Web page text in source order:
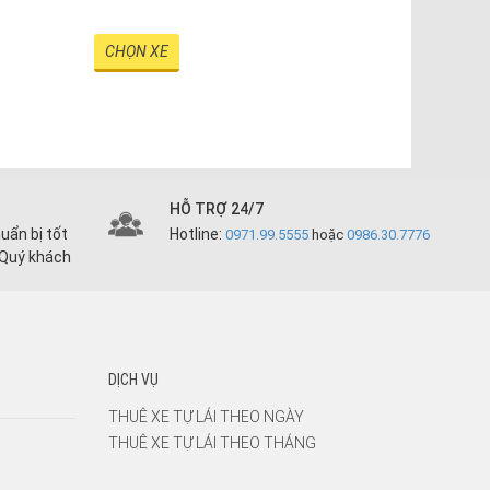
CHỌN XE
bị tốt
khách
HỖ TRỢ 24/7
Hotline: 0971.99.5555 hoặc0986.30.7776
DỊCH VỤ
THUÊ XE TỰ LÁI THEO NGÀY
THUÊ XE TỰ LÁI THEO THÁNG